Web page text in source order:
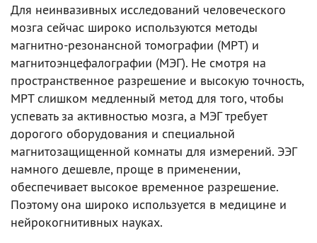
Для неинвазивных исследований человеческого
мозга сейчас широко используются методы
магнитно-резонансной томографии (МРТ) и
магнитоэнцефалографии (МЭГ). Не смотря на
пространственное разрешение и высокую точность,
МРТ слишком медленный метод для того, чтобы
успевать за активностью мозга, а МЭГ требует
дорогого оборудования и специальной
магнитозащищенной комнаты для измерений. ЭЭГ
намного дешевле, проще в применении,
обеспечивает высокое временное разрешение.
Поэтому она широко используется в медицине и
нейрокогнитивных науках.